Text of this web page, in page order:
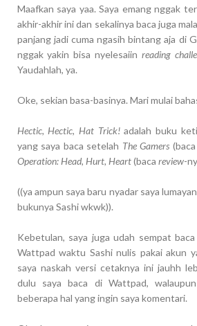
Maafkan saya yaa. Saya emang nggak
akhir-akhir ini dan sekalinya baca juga
panjang jadi cuma ngasih bintang aja di
nggak yakin bisa nyelesaiin reading
Yaudahlah, ya.
Oke, sekian basa-basinya. Mari mulai
Hectic, Hectic, Hat Trick!adalah buku
yang saya baca setelah The Gamers (baca
Operation: Head, Hurt, Heart(baca review-
((ya ampun saya baru nyadar saya
bukunya Sashi wkwk)).
Kebetulan, saya juga udah sempat
Wattpad waktu Sashi nulis pakai akun
saya naskah versi cetaknya ini jauhh
dulu saya baca di Wattpad,
beberapa hal yang ingin saya komentari.